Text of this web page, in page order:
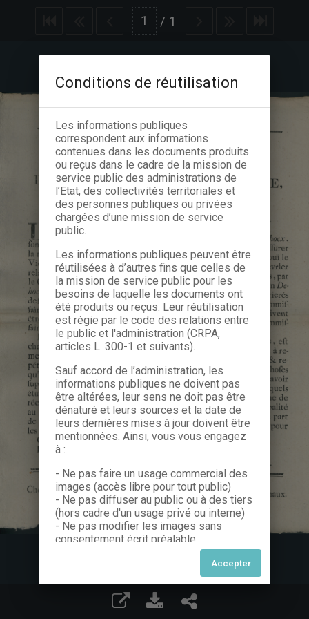
/ 1
Conditions de réutilisation
Les informations publiques
correspondent aux informations
contenues dans les documents produits
ou reçus dans le cadre de la mission de
service public des administrations de
l’Etat, des collectivités territoriales et
des personnes publiques ou privées
chargées d’une mission de service
public.
Les informations publiques peuvent être
réutilisées à d’autres fins que celles de
la mission de service public pour les
besoins de laquelle les documents ont
été produits ou reçus. Leur réutilisation
est régie par le code des relations entre
le public et l'administration (CRPA,
articles L. 300-1 et suivants).
Sauf accord de l’administration, les
informations publiques ne doivent pas
être altérées, leur sens ne doit pas être
dénaturé et leurs sources et la date de
leurs dernières mises à jour doivent être
mentionnées. Ainsi, vous vous engagez
à :
- Ne pas faire un usage commercial des
images (accès libre pour tout public)
- Ne pas diffuser au public ou à des tiers
(hors cadre d'un usage privé ou interne)
- Ne pas modifier les images sans
consentement écrit préalable
Dans le cas contraire, nous vous invitons
à nous contacter afin de solliciter le type
de Licence souhaitée parmi celles
proposées et le cas échéant, acquitter